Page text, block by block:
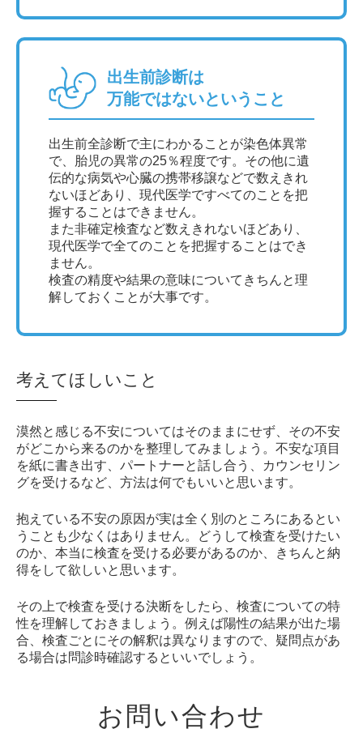
出生前診断は
万能ではないということ
出生前全診断で主にわかることが染色体異常
で、胎児の異常の25％程度です。その他に遺
伝的な病気や心臓の携帯移譲などで数えきれ
ないほどあり、現代医学ですべてのことを把
握することはできません。
また非確定検査など数えきれないほどあり、
現代医学で全てのことを把握することはでき
ません。
検査の精度や結果の意味についてきちんと理
解しておくことが大事です。
考えてほしいこと
漠然と感じる不安についてはそのままにせず、その不安
がどこから来るのかを整理してみましょう。不安な項目
を紙に書き出す、パートナーと話し合う、カウンセリン
グを受けるなど、方法は何でもいいと思います。
抱えている不安の原因が実は全く別のところにあるとい
うことも少なくはありません。どうして検査を受けたい
のか、本当に検査を受ける必要があるのか、きちんと納
得をして欲しいと思います。
その上で検査を受ける決断をしたら、検査についての特
性を理解しておきましょう。例えば陽性の結果が出た場
合、検査ごとにその解釈は異なりますので、疑問点があ
る場合は問診時確認するといいでしょう。
お問い合わせ